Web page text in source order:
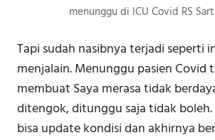
menunggu di ICU Covid RS
Tapi sudah nasibnya terjadi seperti
menjalain. Menunggu pasien Covid
membuat Saya merasa tidak
ditengok, ditunggu saja tidak
bisa update kondisi dan akhirnya